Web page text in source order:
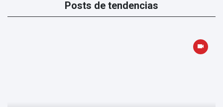
Posts de tendencias